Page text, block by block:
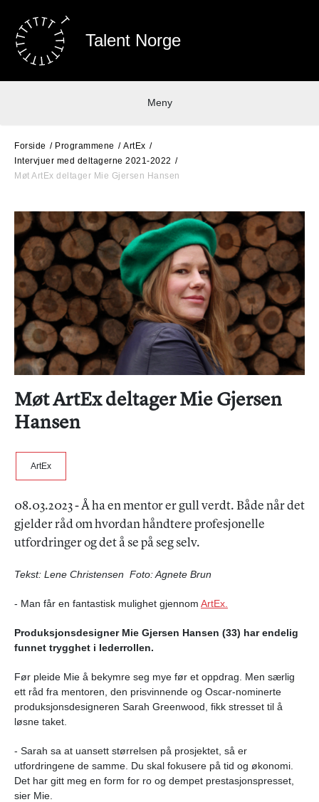
Talent Norge
Meny
Forside Programmene
ArtEx
Intervjuer med deltagerne 2021-2022
Møt ArtEx deltager Mie Gjersen Hansen
Møt ArtEx deltager Mie Gjersen
Hansen
ArtEx
08.03.2023 - Å ha en mentor er gull verdt. Både når det
gjelder råd om hvordan håndtere profesjonelle
utfordringer og det å se på seg selv.
Tekst: Lene Christensen Foto: Agnete Brun
- Man får en fantastisk mulighet gjennom ArtEx.
Produksjonsdesigner Mie Gjersen Hansen (33) har endelig
funnet trygghet i lederrollen.
Før pleide Mie å bekymre seg mye før et oppdrag. Men særlig
ett råd fra mentoren, den prisvinnende og Oscar-nominerte
produksjonsdesigneren Sarah Greenwood, fikk stresset til å
løsne taket.
- Sarah sa at uansett størrelsen på prosjektet, så er
utfordringene de samme. Du skal fokusere på tid og økonomi.
Det har gitt meg en form for ro og dempet prestasjonspresset,
sier Mie.